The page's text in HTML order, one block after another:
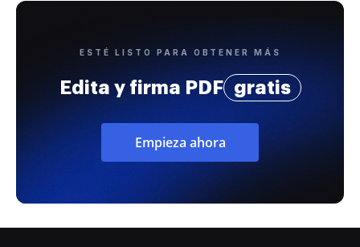
ESTÉ LISTO PARA OBTENER MÁS
Edita y firma PDF gratis
Empieza ahora